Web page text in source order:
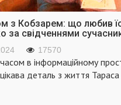
з Кобзарем: що любив
за свідченнями
17570
в інформаційному
цікава деталь з життя